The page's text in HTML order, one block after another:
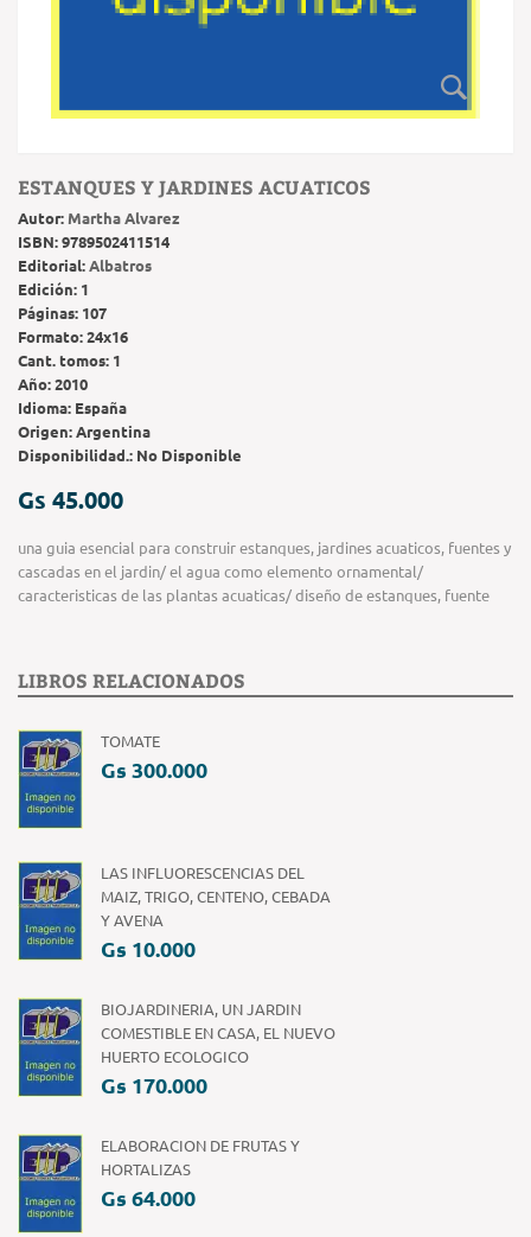
ESTANQUES Y JARDINES ACUATICOS
Autor: Martha Alvarez
ISBN:9789502411514
Editorial:Albatros
Edición: 1
Páginas: 107
Formato:24x16
Cant. tomos: 1
Año:2010
Idioma: España
Origen:Argentina
Disponibilidad.: No Disponible
Gs 45.000
una guia esencial para construir estanques, jardines acuaticos, fuentes y
cascadas en el jardin/ el agua como elemento ornamental/
caracteristicas de las plantas acuaticas/ diseño de estanques, fuente
LIBROS RELACIONADOS
TOMATE
Gs 300.000
LAS INFLUORESCENCIAS DEL
MAIZ, TRIGO, CENTENO, CEBADA
Y AVENA
Gs 10.000
BIOJARDINERIA, UN JARDIN
COMESTIBLE EN CASA, EL NUEVO
HUERTO ECOLOGICO
Gs 170.000
ELABORACION DE FRUTAS Y
HORTALIZAS
Gs 64.000